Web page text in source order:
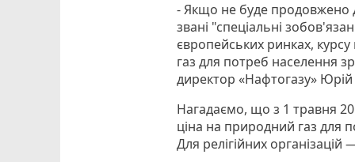
- Якщо не буде продовжено
звані "спеціальні
європейських ринках,
газ для потреб населення
директор «Нафтогазу» Юрій
Нагадаємо, що з 1 травня
ціна на природний газ для
Для релігійних організацій